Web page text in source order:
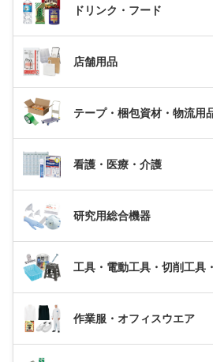
ドリンク・フード
店舗用品
テープ・梱包資材・物流用
看護・医療・介護
研究用総合機器
工具・電動工具・切削工具
作業服・オフィスウエア